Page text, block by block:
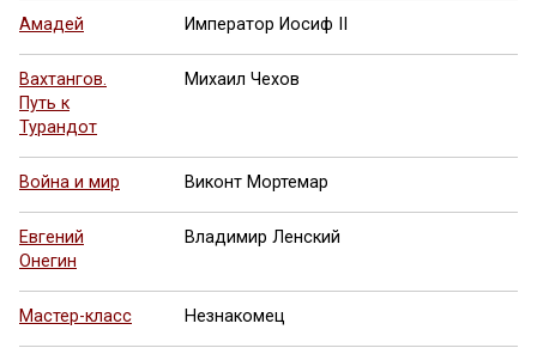
Амадей Император Иосиф II
Вахтангов.
Путь к
Турандот
Михаил Чехов
Война и мир Виконт Мортемар
Евгений
Онегин
Владимир Ленский
Мастер-класс Незнакомец